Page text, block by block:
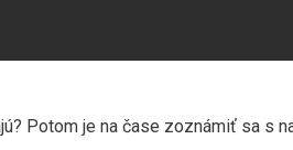
Potom je na čase zoznámiť sa s